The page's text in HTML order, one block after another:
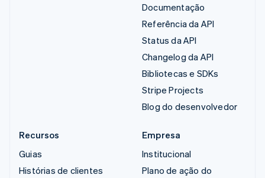
Documentação
Referência da API
Status da API
Changelog da API
Bibliotecas e SDKs
Stripe Projects
Blog do desenvolvedor
Recursos
Guias
Histórias de clientes
Empresa
Institucional
Plano de ação do